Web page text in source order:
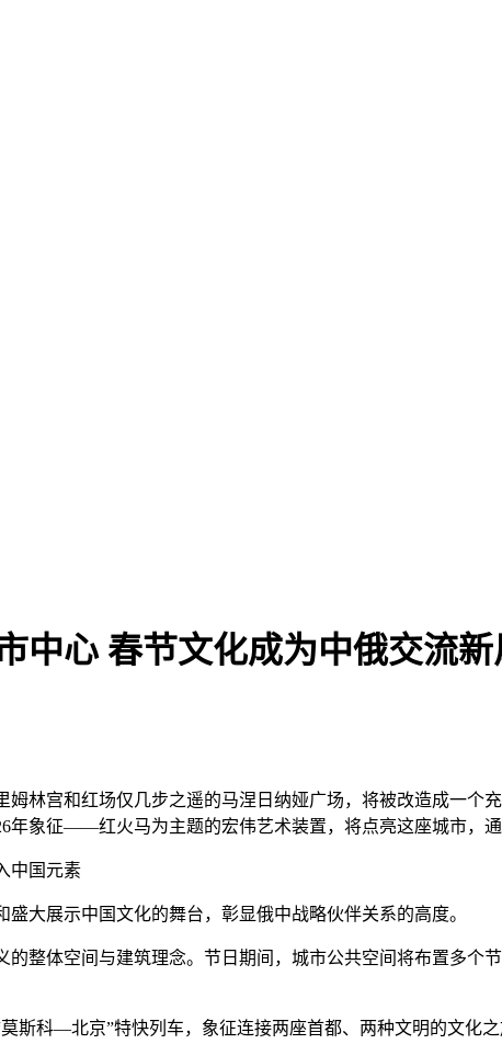
中心 春节文化成为中俄交流
林宫和红场仅几步之遥的马涅日纳娅广场，将被改造成一个
年象征——红火马为主题的宏伟艺术装置，将点亮这座城市，
中国元素
展示中国文化的舞台，彰显俄中战略伙伴关系的高度。
体空间与建筑理念。节日期间，城市公共空间将布置多个
科—北京”特快列车，象征连接两座首都、两种文明的文化